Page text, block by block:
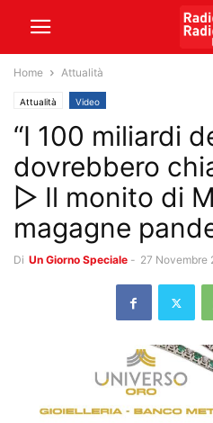
Home Attualità
Attualità Video
“I 100 miliardi
dovrebbero
▷ Il monito di
magagne
Di Un Giorno Speciale - 27 Novembre